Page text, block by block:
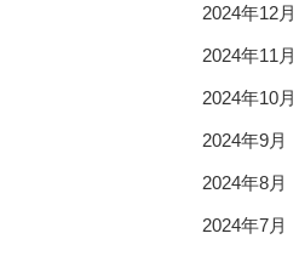
2024年12月
2024年11月
2024年10月
2024年9月
2024年8月
2024年7月